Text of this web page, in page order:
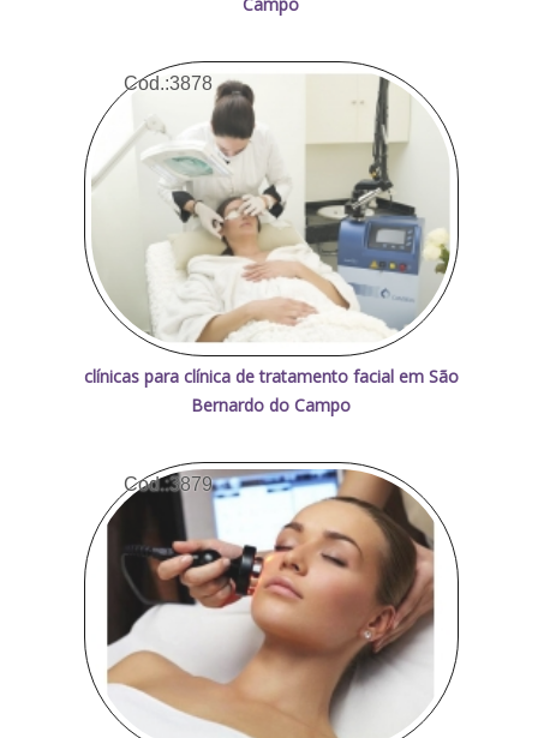
Campo
Cod.:3878
clínicas para clínica de tratamento facial em São
Bernardo do Campo
Cod.:3879